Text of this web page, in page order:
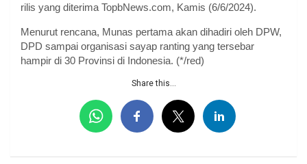
rilis yang diterima TopbNews.com, Kamis (6/6/2024).
Menurut rencana, Munas pertama akan dihadiri oleh DPW,
DPD sampai organisasi sayap ranting yang tersebar
hampir di 30 Provinsi di Indonesia. (*/red)
Share this...